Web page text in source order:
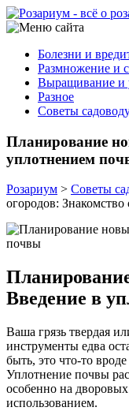
Болезни и
Размножение и
Выращивание и
Разное
Советы
Планирование
уплотнением
Розариум > Советы
огородов:
Введение в
Ваша грязь твердая
инструменты едва
быть, это что-то
Уплотнение почвы
особенно на
использованием.